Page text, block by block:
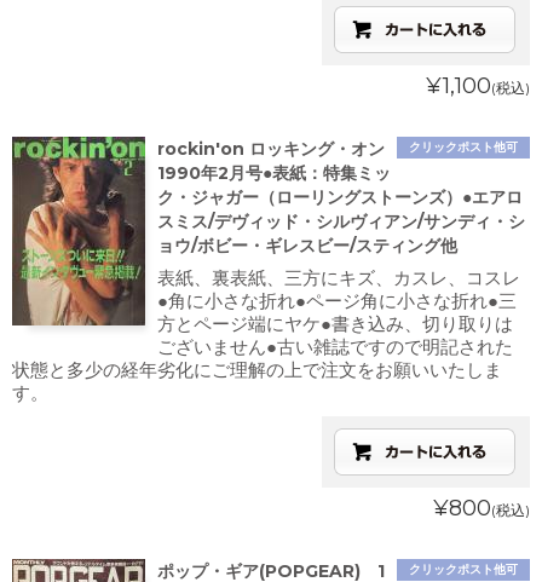
¥1,100(税込)
クリックポスト他可
rockin'on ロッキング・オン
1990年2月号●表紙：特集ミッ
ク・ジャガー（ローリングストーンズ）●エアロ
スミス/デヴィッド・シルヴィアン/サンディ・シ
ョウ/ボビー・ギレスビー/スティング他
表紙、裏表紙、三方にキズ、カスレ、コスレ
●角に小さな折れ●ページ角に小さな折れ●三
方とページ端にヤケ●書き込み、切り取りは
ございません●古い雑誌ですので明記された
状態と多少の経年劣化にご理解の上で注文をお願いいたしま
す。
¥800(税込)
クリックポスト他可
ポップ・ギア(POPGEAR) 1